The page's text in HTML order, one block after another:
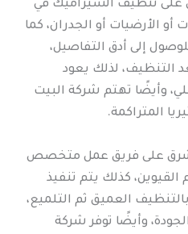
على تنظيف السيراميك في
الأرضيات أو الجدران، كما
إلى أدق التفاصيل،
التنظيف، لذلك يعود
وأيضًا تهتم شركة البيت
المتراكمة.
على فريق عمل متخصص
كذلك يتم تنفيذ
العميق ثم التلميع،
وأيضًا توفر شركة